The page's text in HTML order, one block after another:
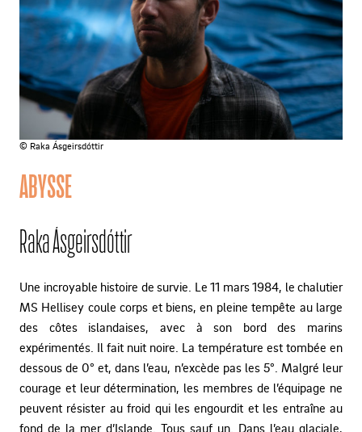
© Raka Ásgeirsdóttir
ABYSSE
Raka Ásgeirsdóttir
Une incroyable histoire de survie. Le 11 mars 1984, le chalutier
MS Hellisey coule corps et biens, en pleine tempête au large
des côtes islandaises, avec à son bord des marins
expérimentés. Il fait nuit noire. La température est tombée en
dessous de 0° et, dans l’eau, n’excède pas les 5°. Malgré leur
courage et leur détermination, les membres de l’équipage ne
peuvent résister au froid qui les engourdit et les entraîne au
fond de la mer d’Islande. Tous sauf un. Dans l’eau glaciale,